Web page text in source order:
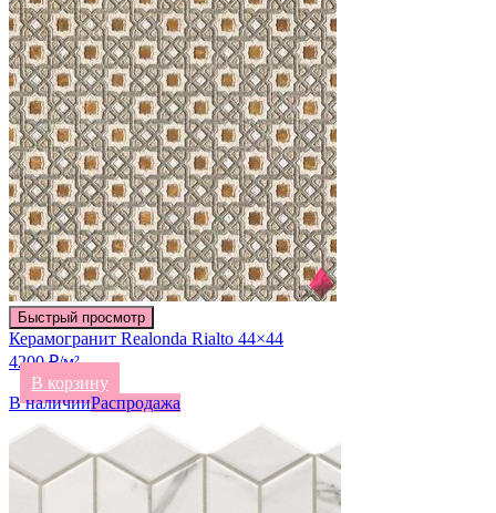
Быстрый просмотр
Керамогранит Realonda Rialto 44×44
4200 ₽/м²
В корзину
В наличииРаспродажа